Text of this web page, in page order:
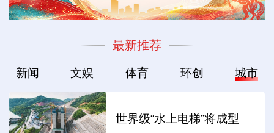
最新推荐
新闻 文娱 体育 环创 城市
世界级“水上电梯”将成型